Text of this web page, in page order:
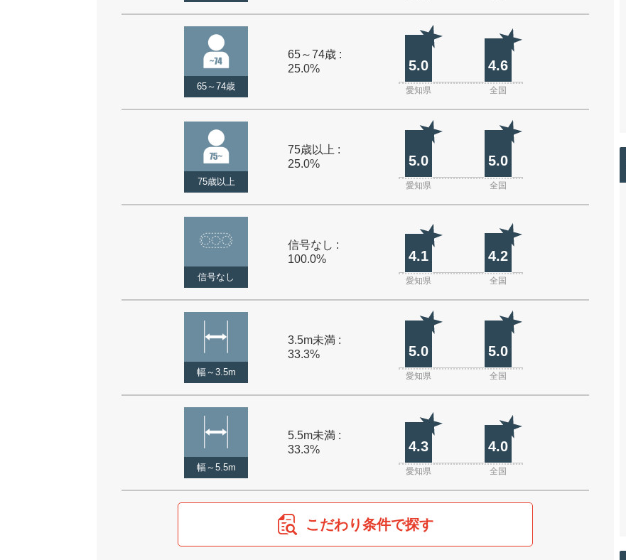
65～74歳
65～74歳 :
25.0%
5.0 4.6
愛知県 全国
75歳以上
75歳以上 :
25.0%
5.0 5.0
愛知県 全国
信号なし
信号なし :
100.0%
4.1 4.2
愛知県 全国
幅～3.5m
3.5m未満 :
33.3%
5.0 5.0
愛知県 全国
幅～5.5m
5.5m未満 :
33.3%
4.3 4.0
愛知県 全国
こだわり条件で探す